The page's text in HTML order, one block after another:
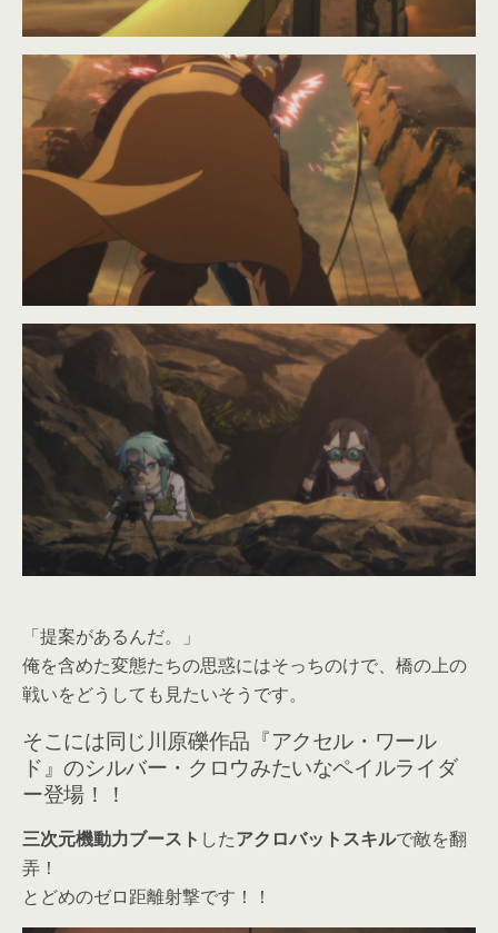
「提案があるんだ。」
俺を含めた変態たちの思惑にはそっちのけで、橋の上の
戦いをどうしても見たいそうです。
そこには同じ川原礫作品『アクセル・ワール
ド』のシルバー・クロウみたいなペイルライダ
ー登場！！
三次元機動力ブースト したアクロバットスキルで敵を翻
弄！
とどめのゼロ距離射撃です！！